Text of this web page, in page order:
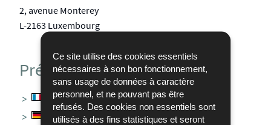
Ce site utilise des cookies essentiels
nécessaires à son bon fonctionnement,
sans usage de données à caractère
personnel, et ne pouvant pas être
refusés. Des cookies non essentiels sont
utilisés à des fins statistiques et seront
2, avenue Monterey
L-2163 Luxembourg
Présentation
La Cour des comptes
Der Rechnungshof